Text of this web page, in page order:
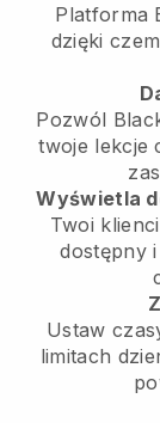
Platforma
dzięki
Pozwól
twoje lekcje
Wyświetla
Twoi
dostępny
Ustaw
limitach